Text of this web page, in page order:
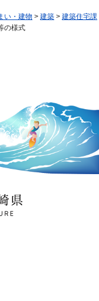
い・建物 > 建築 > 建築住宅課
の様式